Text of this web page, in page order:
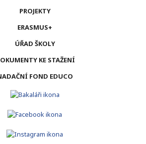
PROJEKTY
ERASMUS+
ÚŘAD ŠKOLY
KE STAŽENÍ
FOND EDUCO